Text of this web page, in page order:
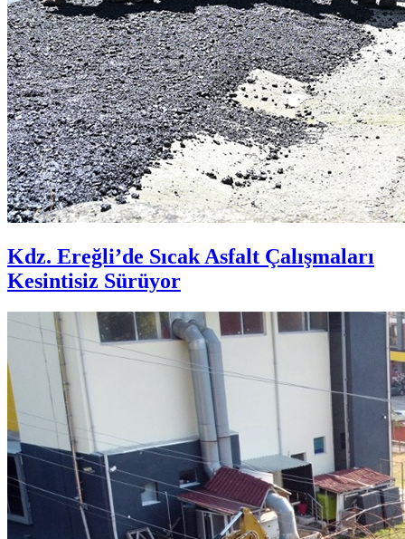
Kdz. Ereğli’de Sıcak Asfalt Çalışmaları
Kesintisiz Sürüyor